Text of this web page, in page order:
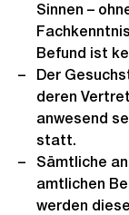
Sinnen –
Befund ist
Der
deren
anwesend
statt.
Sämtliche
amtlichen
werden